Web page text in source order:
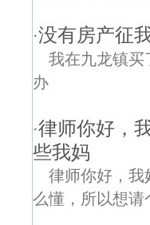
·没有房产征
我在九龙镇买
办
·律师你好，
些我妈
律师你好，我
么懂，所以想请